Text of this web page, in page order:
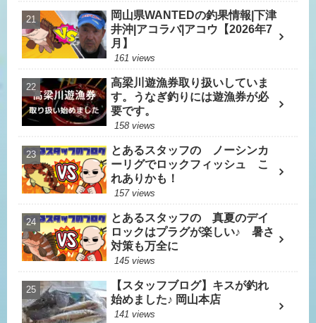
岡山県WANTEDの釣果情報|下津
井沖|アコラバ|アコウ【2026年7
月】
161 views
高梁川遊漁券取り扱いしていま
す。うなぎ釣りには遊漁券が必
要です。
158 views
とあるスタッフの ノーシンカ
ーリグでロックフィッシュ こ
れありかも！
157 views
とあるスタッフの 真夏のデイ
ロックはプラグが楽しい♪ 暑さ
対策も万全に
145 views
【スタッフブログ】キスが釣れ
始めました♪ 岡山本店
141 views